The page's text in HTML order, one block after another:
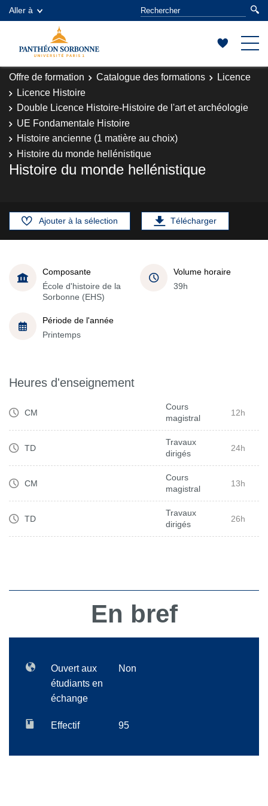
Aller à
Offre de formation Catalogue des formations
Licence
Licence Histoire
Double Licence Histoire-Histoire de l'art et archéologie
UE Fondamentale Histoire
Histoire ancienne (1 matière au choix)
Histoire du monde hellénistique
Histoire du monde hellénistique
Ajouter à la sélection Télécharger
Composante
École d'histoire de la
Sorbonne (EHS)
Volume horaire
39h
Période de l'année
Printemps
Heures d'enseignement
CM
Cours
magistral
12h
TD
Travaux
dirigés
24h
CM
Cours
magistral
13h
TD
Travaux
dirigés
26h
En bref
Ouvert aux
étudiants en
échange
Non
Effectif 95